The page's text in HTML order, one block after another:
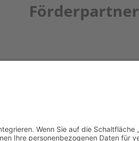
Förderpartner
Dr. Veronika Hofinger